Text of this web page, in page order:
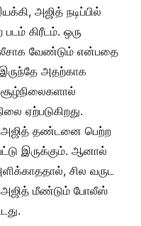
அஜித் நடிப்பில்
கிரீடம். ஒரு
வேண்டும் என்பதை
அதற்காக
சூழ்நிலைகளால்
ஏற்படுகிறது.
அஜித் தண்டனை பெற்ற
இருக்கும். ஆனால்
சில வருட
அஜித் மீண்டும் போலீஸ்